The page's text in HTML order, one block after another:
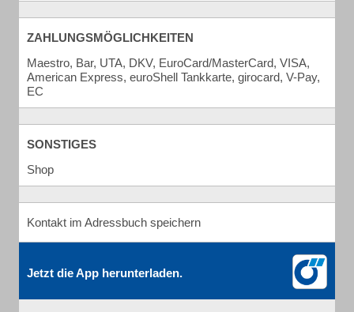
ZAHLUNGSMÖGLICHKEITEN
Maestro, Bar, UTA, DKV, EuroCard/MasterCard, VISA,
American Express, euroShell Tankkarte, girocard, V-Pay,
EC
SONSTIGES
Shop
Kontakt im Adressbuch speichern
Jetzt die App herunterladen.